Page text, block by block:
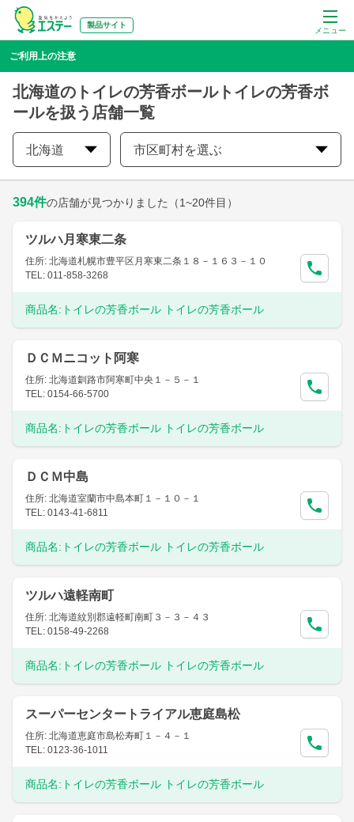
メニュー
製品サイト
ご利用上の注意
北海道のトイレの芳香ボールトイレの芳香ボ
ールを扱う店舗一覧
北海道 市区町村を選ぶ
394件の店舗が見つかりました （1~20件目）
ツルハ月寒東二条
住所: 北海道札幌市豊平区月寒東二条１８－１６３－１０
TEL: 011-858-3268
商品名: トイレの芳香ボール トイレの芳香ボール
ＤＣＭニコット阿寒
住所: 北海道釧路市阿寒町中央１－５－１
TEL: 0154-66-5700
商品名: トイレの芳香ボール トイレの芳香ボール
ＤＣＭ中島
住所: 北海道室蘭市中島本町１－１０－１
TEL: 0143-41-6811
商品名: トイレの芳香ボール トイレの芳香ボール
ツルハ遠軽南町
住所: 北海道紋別郡遠軽町南町３－３－４３
TEL: 0158-49-2268
商品名: トイレの芳香ボール トイレの芳香ボール
スーパーセンタートライアル恵庭島松
住所: 北海道恵庭市島松寿町１－４－１
TEL: 0123-36-1011
商品名: トイレの芳香ボール トイレの芳香ボール